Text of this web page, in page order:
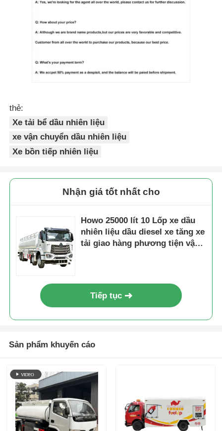
thẻ:
Xe tải bể dầu nhiên liệu
xe vận chuyển dầu nhiên liệu
Xe bồn tiếp nhiên liệu
Nhận giá tốt nhất cho
Howo 25000 lít 10 Lốp xe dầu
nhiên liệu dầu diesel xe tăng xe
tải giao hàng phương tiện vận
Tiếp tục
Sản phẩm khuyến cáo